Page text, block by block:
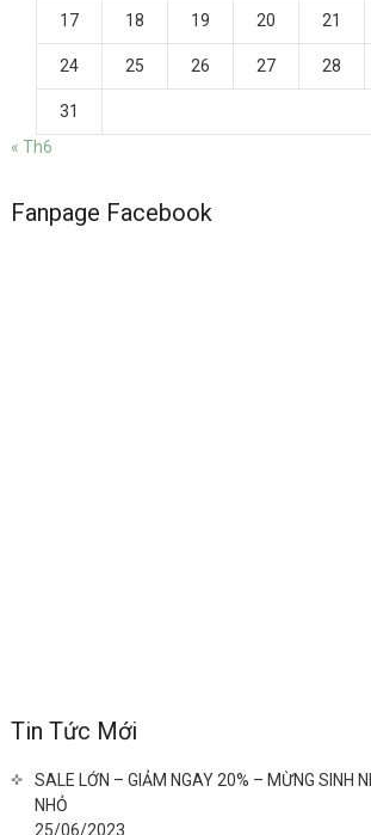
17 18 19 20 21
24 25 26 27 28
31
« Th6
Fanpage Facebook
Tin Tức Mới
SALE LỚN – GIẢM NGAY 20% – MỪNG SINH
NHỎ
25/06/2023